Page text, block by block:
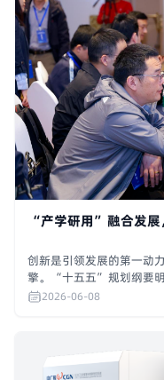
“产学研用”融合发展
创新是引领发展的第一动
擎。“十五五”规划纲要
新，鼓励企业面向产业需
2026-06-08